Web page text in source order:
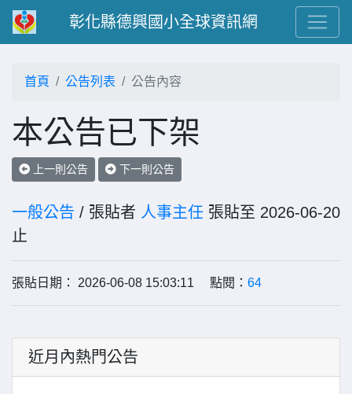
彰化縣德興國小全球資訊網
首頁 公告列表 公告內容
本公告已下架
上一則公告 下一則公告
一般公告 / 張貼者 人事主任 張貼至 2026-06-20
止
張貼日期： 2026-06-08 15:03:11 點閱： 64
近月內熱門公告